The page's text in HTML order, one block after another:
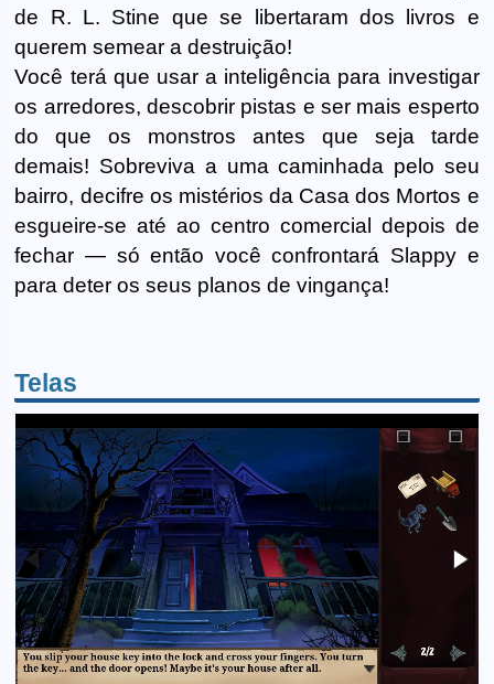
de R. L. Stine que se libertaram dos livros e
querem semear a destruição!
Você terá que usar a inteligência para investigar
os arredores, descobrir pistas e ser mais esperto
do que os monstros antes que seja tarde
demais! Sobreviva a uma caminhada pelo seu
bairro, decifre os mistérios da Casa dos Mortos e
esgueire-se até ao centro comercial depois de
fechar — só então você confrontará Slappy e
para deter os seus planos de vingança!
Telas